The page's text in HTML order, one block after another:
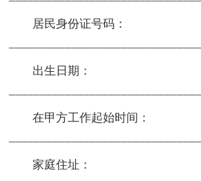
居民身份证号码：
出生日期：
在甲方工作起始时间：
家庭住址：